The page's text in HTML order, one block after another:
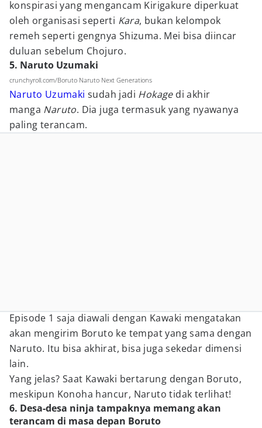
konspirasi yang mengancam Kirigakure diperkuat
oleh organisasi seperti Kara, bukan kelompok
remeh seperti gengnya Shizuma. Mei bisa diincar
duluan sebelum Chojuro.
5. Naruto Uzumaki
crunchyroll.com/Boruto Naruto Next Generations
Naruto Uzumaki sudah jadi Hokage di akhir
manga Naruto. Dia juga termasuk yang nyawanya
paling terancam.
Episode 1 saja diawali dengan Kawaki mengatakan
akan mengirim Boruto ke tempat yang sama dengan
Naruto. Itu bisa akhirat, bisa juga sekedar dimensi
lain.
Yang jelas? Saat Kawaki bertarung dengan Boruto,
meskipun Konoha hancur, Naruto tidak terlihat!
6. Desa-desa ninja tampaknya memang akan
terancam di masa depan Boruto